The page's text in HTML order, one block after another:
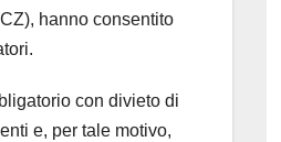
hanno consentito
con divieto di
e, per tale motivo,